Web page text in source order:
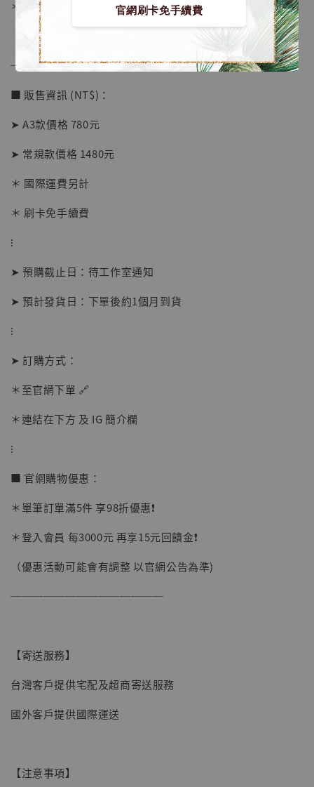
官網刷卡免手續費
【店內現貨】海賊王 系列蒐藏雕像 布魯克達
【現貨】BJSTUDIO 1/6系列可動蒐藏人偶 讓
NT$ 4,980
NT$ 5,300
＊背面爲黑色防潮背板
──────────────
■ 販售資訊 (NT$)：
➤ A3款價格 780元
➤ 常規款價格 1480元
＊ 國際運費另計
＊ 刷卡免手續費
⁝
➤ 預購截止日：待工作室通知
➤ 預計發貨日：下單後約1個月到貨
⁝
➤ 訂購方式：
＊至官網下單 🔗
＊連結在下方 及 IG 簡介欄
⁝
■ 官網購物優惠：
＊單筆訂單滿5件 享98折優惠❗️
＊登入會員 每3000元 再享15元回饋金❗️
（優惠活動可能會有調整 以官網公告為準)
──────────────
【寄送服務】
台灣客戶提供宅配及超商寄送服務
國外客戶提供國際運送
【注意事項】